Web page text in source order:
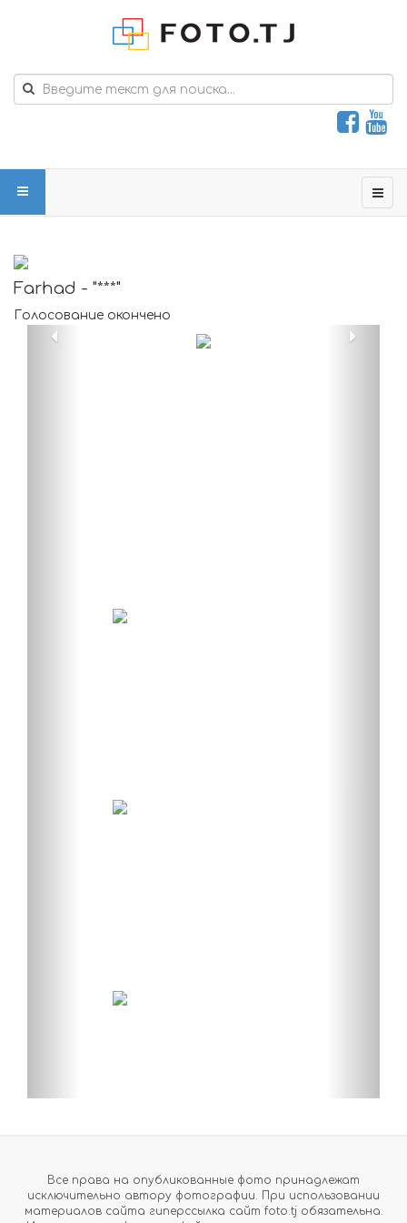
Farhad - "***"
Голосование окончено
Все права на опубликованные фото принадлежат
исключительно автору фотографии. При использовании
материалов сайта гиперссылка сайт foto.tj обязательна.